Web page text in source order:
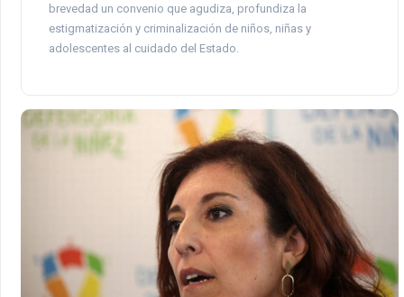
brevedad un convenio que agudiza, profundiza la
estigmatización y criminalización de niños, niñas y
adolescentes al cuidado del Estado.